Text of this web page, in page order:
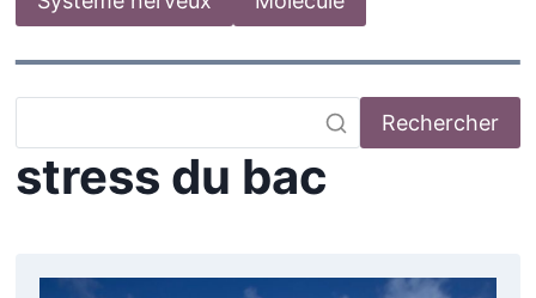
Rechercher
stress du bac